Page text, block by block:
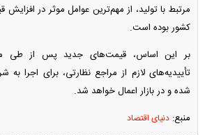
مرتبط با تولید، از مهم‌ترین عوامل موثر در
کشور بوده است.
بر این اساس، قیمت‌های جدید پس از طی
تأییدیه‌های لازم از مراجع نظارتی، برای اجرا به
شده و در بازار اعمال خواهد شد.
منبع: دنیای اقتصاد